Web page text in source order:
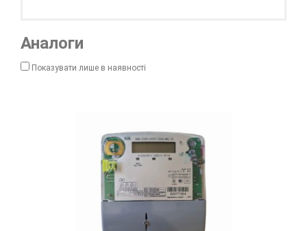
Аналоги
Показувати лише в наявності